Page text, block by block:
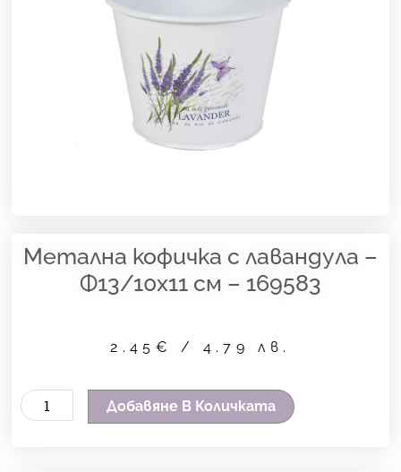
Метална кофичка с лавандула –
Ф13/10х11 см – 169583
2.45 € / 4.79 лв.
количество Добавяне В Количката